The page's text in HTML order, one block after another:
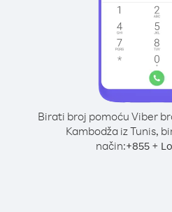
Birati broj pomoću Viber
Kambodža iz Tunis,
način:+855 +